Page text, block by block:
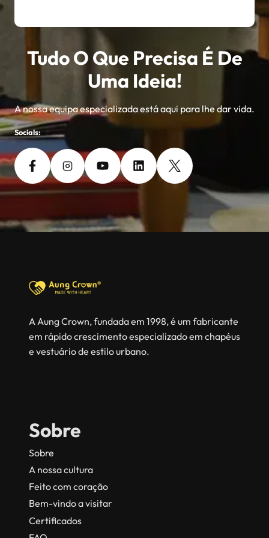
Tudo O Que Precisa É De
Uma Ideia!
A nossa equipa especializada está aqui para lhe dar vida.
Socials:
A Aung Crown, fundada em 1998, é um fabricante
em rápido crescimento especializado em chapéus
e vestuário de estilo urbano.
Sobre
Sobre
A nossa cultura
Feito com coração
Bem-vindo a visitar
Certificados